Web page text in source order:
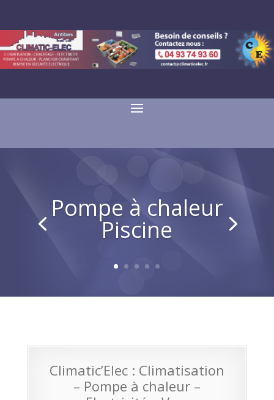
Pompe à chaleur
Piscine
Climatic’Elec : Climatisation
– Pompe à chaleur –